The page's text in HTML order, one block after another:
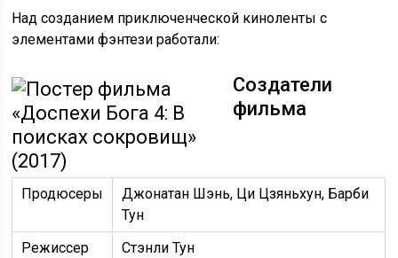
Над созданием приключенческой киноленты с
элементами фэнтези работали:
Создатели
фильма
Продюсеры
Джонатан Шэнь, Ци Цзяньхун, Барби
Тун
Режиссер
Стэнли Тун